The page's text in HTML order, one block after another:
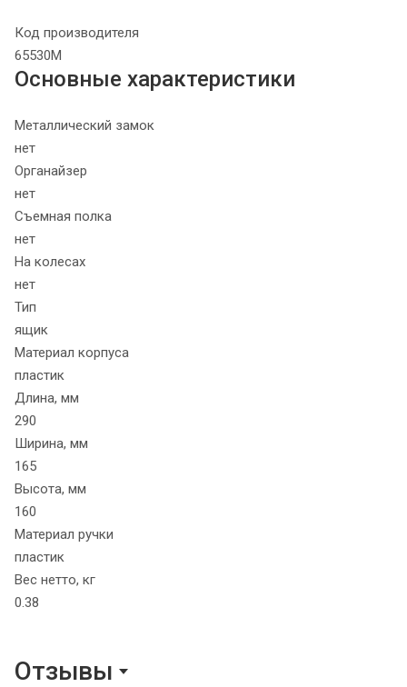
Код производителя
65530М
Основные характеристики
Металлический замок
нет
Органайзер
нет
Съемная полка
нет
На колесах
нет
Тип
ящик
Материал корпуса
пластик
Длина, мм
290
Ширина, мм
165
Высота, мм
160
Материал ручки
пластик
Вес нетто, кг
0.38
Отзывы